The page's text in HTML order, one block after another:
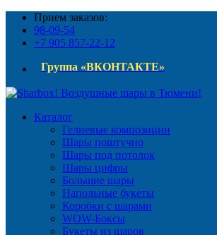
Прием заказов:
98-09-54
+7 905 857-22-12
Группа «ВКОНТАКТЕ»
Каталог
Гелиевые композиции
Шары поштучно
Шары под потолок
Шары цифры
Большие шары
Напольные букеты
Коробки с шарами
WOW-Боксы
Букеты из шаров